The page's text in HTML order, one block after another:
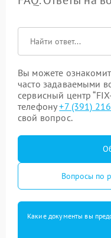
Вы можете
часто задаваемыми
сервисный центр
телефону+7 (391)
свой вопрос.
Вопросы по
Какие документы вы